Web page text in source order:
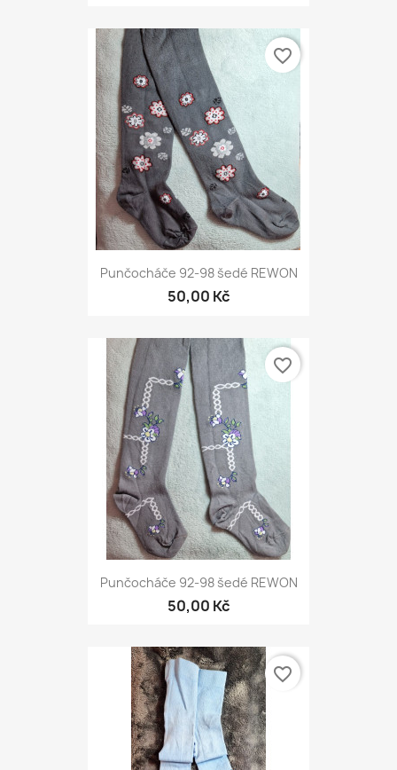
Punčocháče 92-98 šedé REWON
50,00 Kč
favorite_border
Punčocháče 92-98 šedé REWON
50,00 Kč
favorite_border
favorite_border